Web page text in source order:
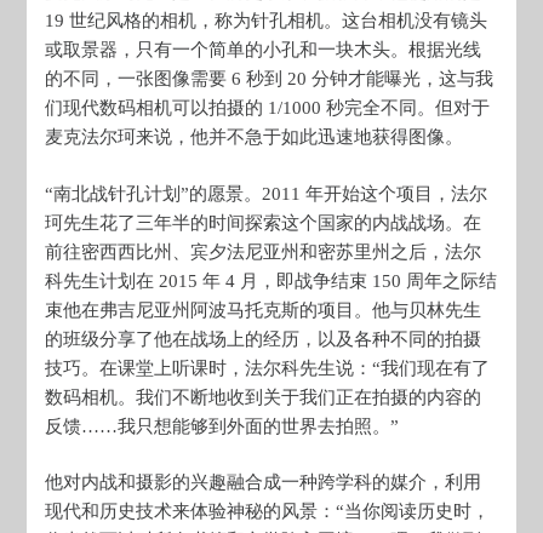
19 世纪风格的相机，称为针孔相机。这台相机没有镜头
或取景器，只有一个简单的小孔和一块木头。根据光线
的不同，一张图像需要 6 秒到 20 分钟才能曝光，这与我
们现代数码相机可以拍摄的 1/1000 秒完全不同。但对于
麦克法尔珂来说，他并不急于如此迅速地获得图像。
“南北战针孔计划”的愿景。2011 年开始这个项目，法尔
珂先生花了三年半的时间探索这个国家的内战战场。在
前往密西西比州、宾夕法尼亚州和密苏里州之后，法尔
科先生计划在 2015 年 4 月，即战争结束 150 周年之际结
束他在弗吉尼亚州阿波马托克斯的项目。他与贝林先生
的班级分享了他在战场上的经历，以及各种不同的拍摄
技巧。在课堂上听课时，法尔科先生说：“我们现在有了
数码相机。我们不断地收到关于我们正在拍摄的内容的
反馈……我只想能够到外面的世界去拍照。”
他对内战和摄影的兴趣融合成一种跨学科的媒介，利用
现代和历史技术来体验神秘的风景：“当你阅读历史时，